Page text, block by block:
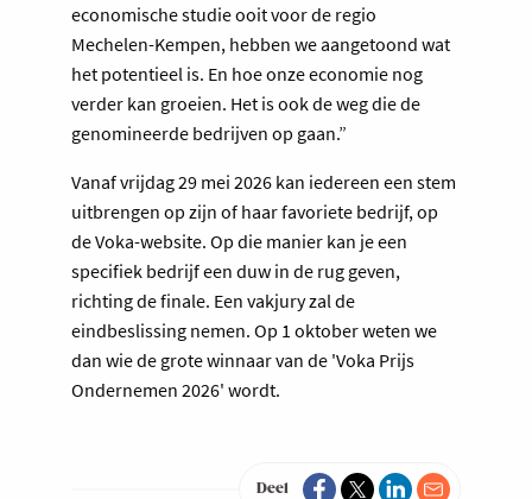
economische studie ooit voor de regio
Mechelen-Kempen, hebben we aangetoond wat
het potentieel is. En hoe onze economie nog
verder kan groeien. Het is ook de weg die de
genomineerde bedrijven op gaan.”
Vanaf vrijdag 29 mei 2026 kan iedereen een stem
uitbrengen op zijn of haar favoriete bedrijf, op
de Voka-website. Op die manier kan je een
specifiek bedrijf een duw in de rug geven,
richting de finale. Een vakjury zal de
eindbeslissing nemen. Op 1 oktober weten we
dan wie de grote winnaar van de 'Voka Prijs
Ondernemen 2026' wordt.
Deel